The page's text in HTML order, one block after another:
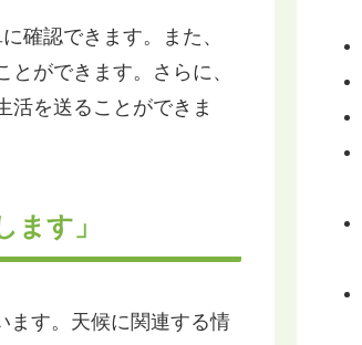
確認できます。また、
ができます。さらに、
活を送ることができま
ます」
ます。天候に関連する情